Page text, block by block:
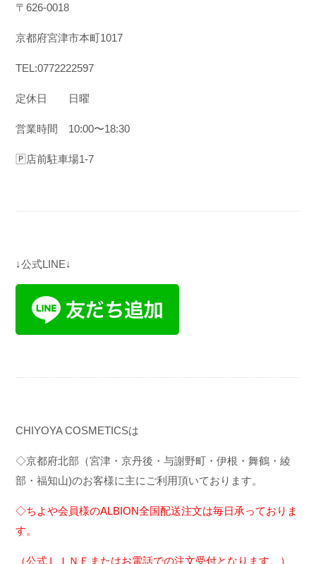
〒 626-0018
京都府宮津市本町1017
TEL:0772222597
定休日 日曜
営業時間 10:00〜18:30
🄿店前駐車場1-7
↓公式LINE↓
CHIYOYA COSMETICSは
◇京都府北部（宮津・京丹後・与謝野町・伊根・舞鶴・綾
部・福知山)のお客様に主にご利用頂いております。
◇ちよや会員様のALBION全国配送注文は毎日承っておりま
す。
（公式ＬＩＮＥまたはお電話での注文受付となります。）